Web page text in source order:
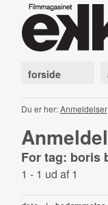
forside
Du er her:Anmeldelser
For tag: boris
1 - 1 ud af 1